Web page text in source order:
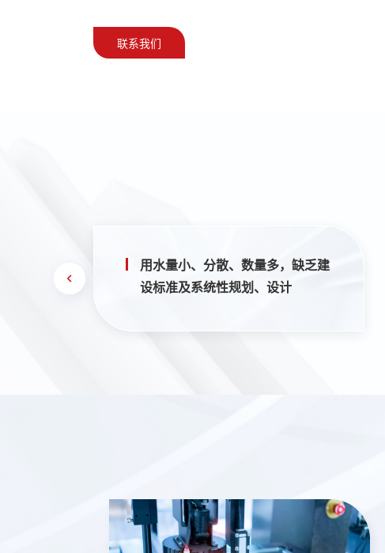
联系我们
用水量小、分散、数量多，缺乏建
设标准及系统性规划、设计